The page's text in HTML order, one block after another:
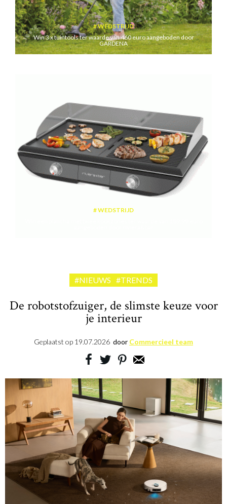
WEDSTRIJD
Win 3 x tuintools ter waarde van 460 euro aangeboden door
GARDENA
WEDSTRIJD
#NIEUWS #TRENDS
De robotstofzuiger, de slimste keuze voor
je interieur
Geplaatst op 19.07.2026 door Commercieel team